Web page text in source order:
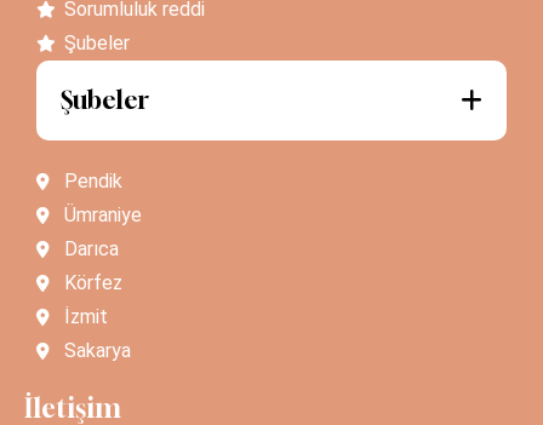
Sorumluluk reddi
Şubeler
Şubeler
Pendik
Ümraniye
Darıca
Körfez
İzmit
Sakarya
İletişim